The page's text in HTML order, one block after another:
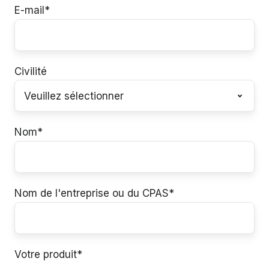
E-mail*
Civilité
Nom*
Nom de l'entreprise ou du CPAS*
Votre produit*